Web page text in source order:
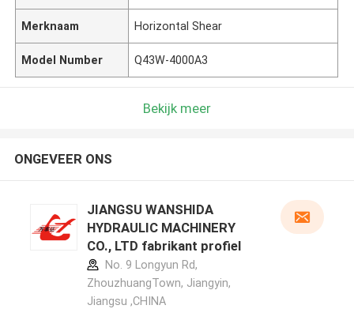
Merknaam Horizontal Shear
Model Number Q43W-4000A3
Bekijk meer
ONGEVEER ONS
JIANGSU WANSHIDA
HYDRAULIC MACHINERY
CO., LTD fabrikant profiel
No. 9 Longyun Rd,
ZhouzhuangTown, Jiangyin,
Jiangsu ,CHINA